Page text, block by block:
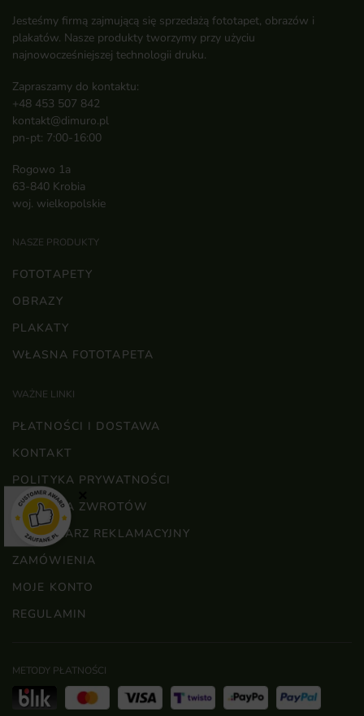
Jesteśmy firmą zajmującą się sprzedażą fototapet, obrazów i
plakatów. Nasze produkty tworzymy przy użyciu
najnowocześniejszej technologii druku.
Zapraszamy do kontaktu:
+48 453 507 842
kontakt@dimuro.pl
pn-pt: 7:00-16:00
Rogowo 1a
63-840 Krobia
woj. wielkopolskie
NASZE PRODUKTY
FOTOTAPETY
OBRAZY
PLAKATY
WŁASNA FOTOTAPETA
WAŻNE LINKI
PŁATNOŚCI I DOSTAWA
KONTAKT
POLITYKA PRYWATNOŚCI
POLITYKA ZWROTÓW
FORMULARZ REKLAMACYJNY
ZAMÓWIENIA
MOJE KONTO
REGULAMIN
METODY PŁATNOŚCI